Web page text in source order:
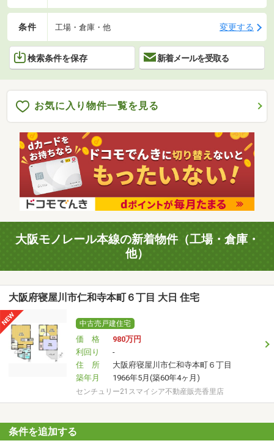
条件 工場・倉庫・他 変更する
検索条件を保存 新着メールを受取る
お気に入り物件一覧を見る
大阪モノレール本線の新着物件（工場・倉庫・
他）
大阪府寝屋川市仁和寺本町６丁目 大日 住宅
中古売戸建住宅
価 格 980万円
利回り
-
住 所
大阪府寝屋川市仁和寺本町６丁目
築年月
1966年5月(築60年4ヶ月)
センチュリー21スマイシア不動産販売香里店
条件を追加する